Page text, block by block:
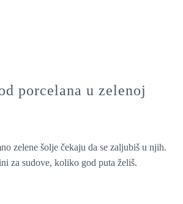
porcelana u zelenoj
zelene šolje čekaju da se zaljubiš u njih.
za sudove, koliko god puta želiš.